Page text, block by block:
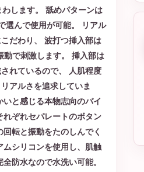
します。 舐めパターンは
選んで使用が可能。 リアル
だわり、 波打つ挿入部は
動で刺激します。 挿入部は
れているので、 人肌程度
アルさを追求していま
いと感じる本物志向のバイ
れぞれセパレートのボタン
転と振動をたのしんでく
ムシリコンを使用し、肌触
防水なので水洗い可能。